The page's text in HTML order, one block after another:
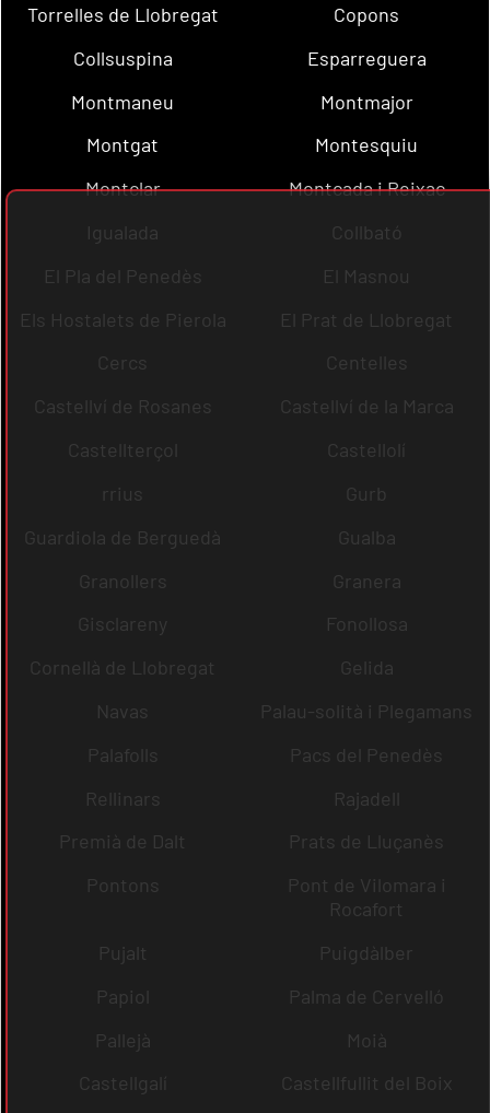
Torrelles de Llobregat
Copons
Collsuspina
Esparreguera
Montmaneu
Montmajor
Montgat
Montesquiu
Montclar
Montcada i Reixac
Igualada
Collbató
El Pla del Penedès
El Masnou
Els Hostalets de Pierola
El Prat de Llobregat
Cercs
Centelles
Castellví de Rosanes
Castellví de la Marca
Castellterçol
Castellolí
rrius
Gurb
Guardiola de Berguedà
Gualba
Granollers
Granera
Gisclareny
Fonollosa
Cornellà de Llobregat
Gelida
Navas
Palau-solità i Plegamans
Palafolls
Pacs del Penedès
Rellinars
Rajadell
Premià de Dalt
Prats de Lluçanès
Pontons
Pont de Vilomara i
Rocafort
Pujalt
Puigdàlber
Papiol
Palma de Cervelló
Pallejà
Moià
Castellgalí
Castellfullit del Boix